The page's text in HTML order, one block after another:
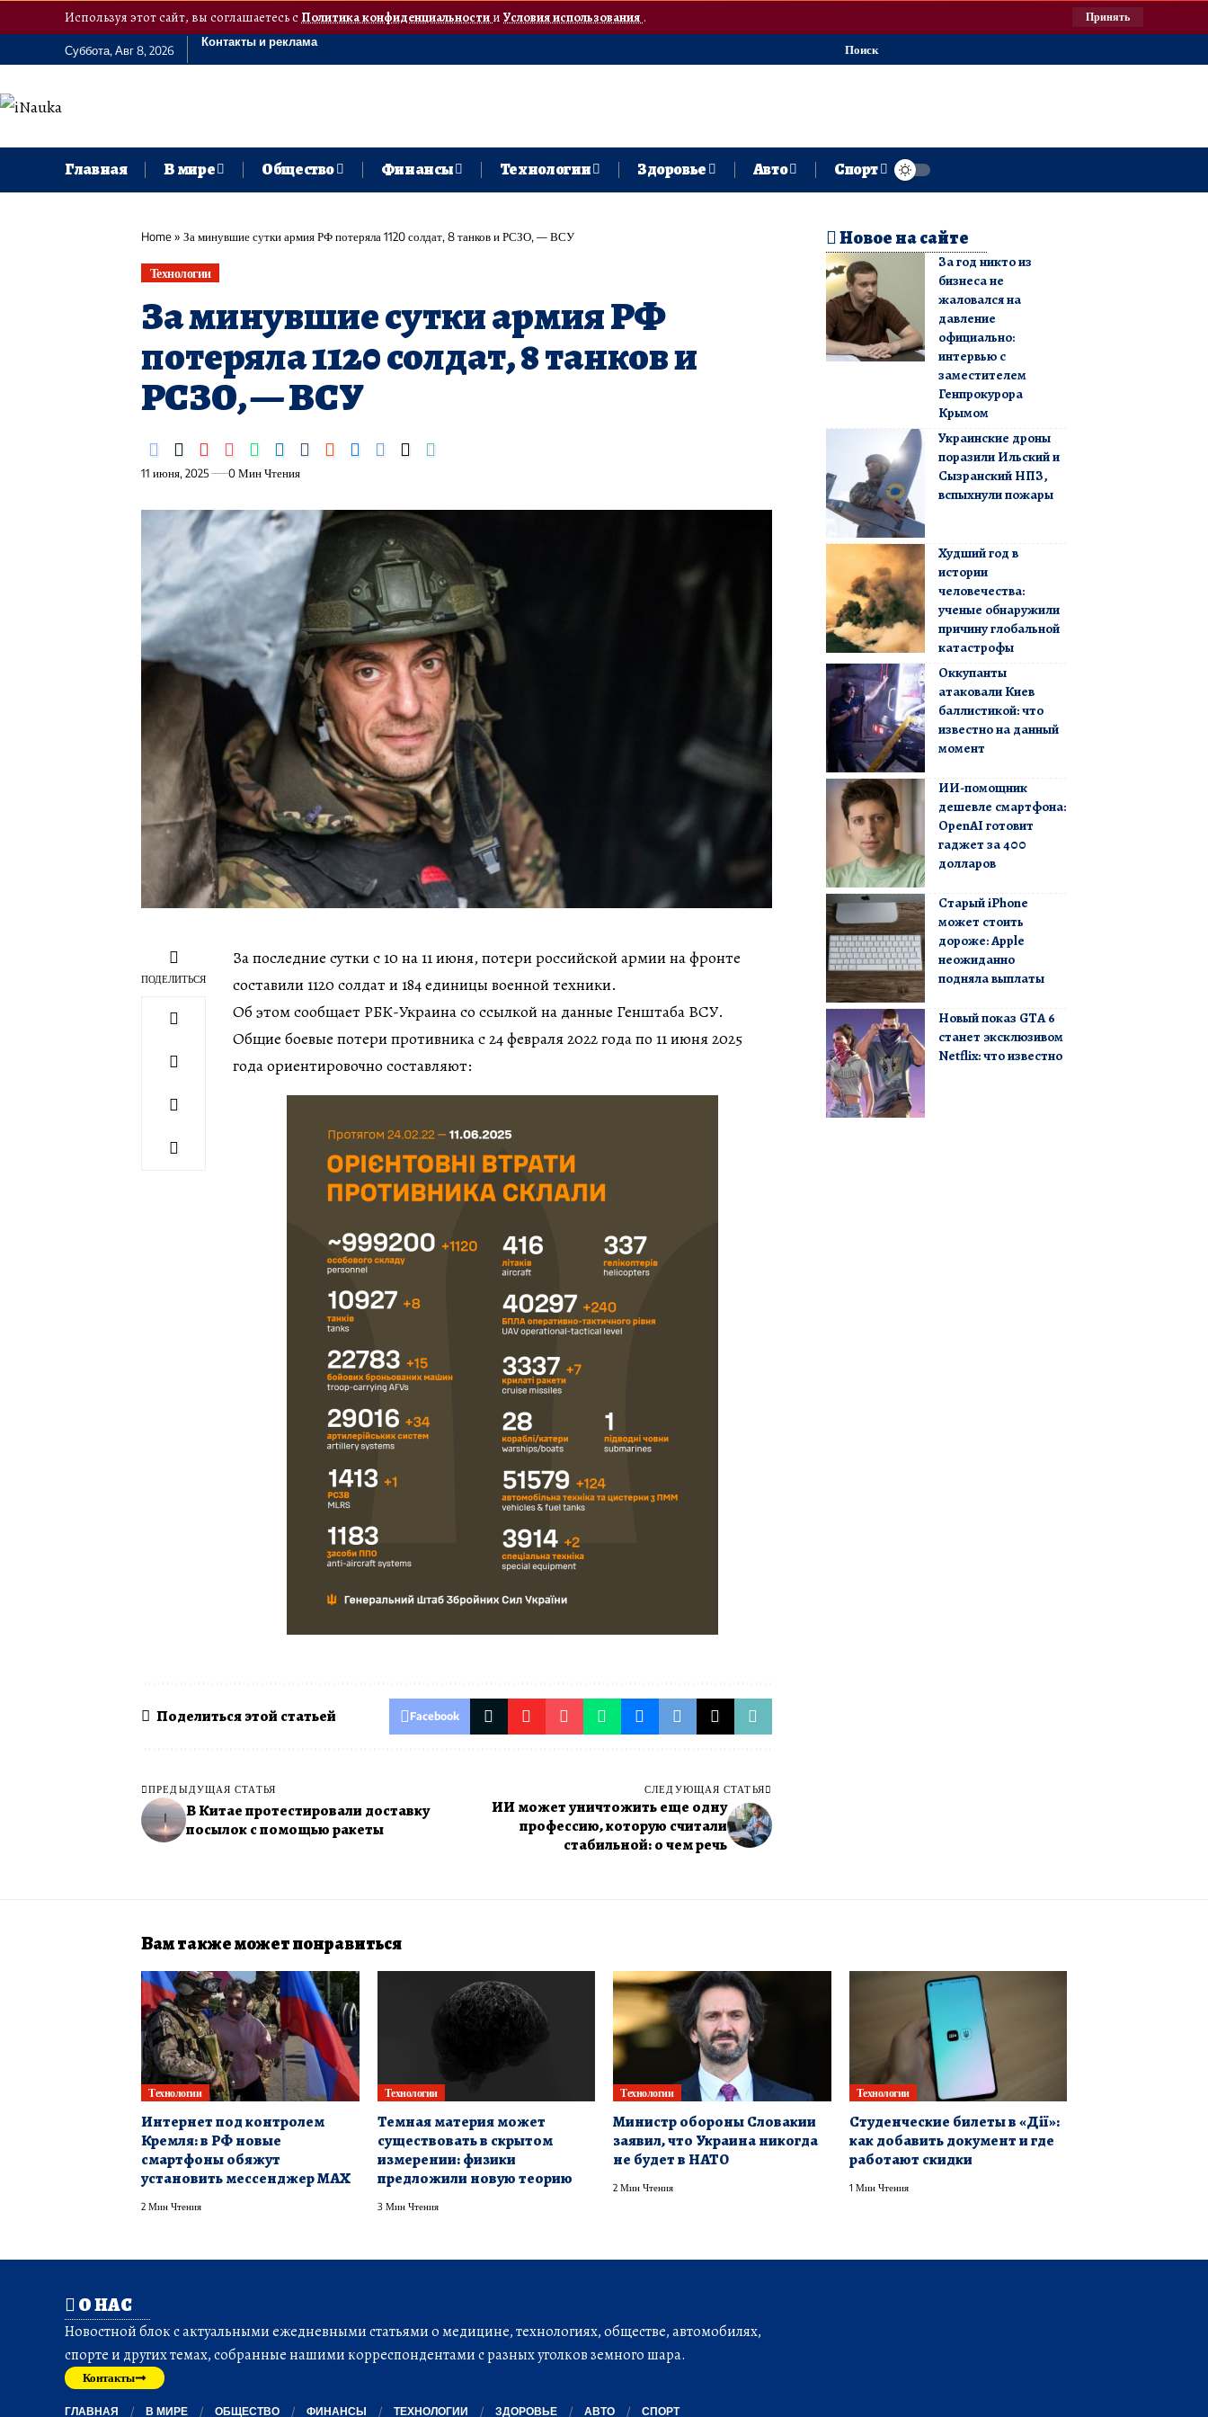
Используя этот сайт, вы соглашаетесь сПолитика конфиденциальностии Условия использования. Принять
Суббота, Авг 8, 2026
Контакты и реклама
Поиск
Главная В мире Общество Финансы Технологии Здоровье Авто Спорт
Home» За минувшие сутки армия РФ потеряла 1120 солдат, 8 танков и РСЗО, — ВСУ
Технологии
За минувшие сутки армия РФ
потеряла 1120 солдат, 8 танков и
РСЗО, — ВСУ
11 июня, 2025 0 Мин Чтения
ПОДЕЛИТЬСЯ
За последние сутки с 10 на 11 июня, потери российской армии на фронте
составили 1120 солдат и 184 единицы военной техники.
Об этом сообщает РБК-Украина со ссылкой на данные Генштаба ВСУ.
Общие боевые потери противника с 24 февраля 2022 года по 11 июня 2025
года ориентировочно составляют:
Поделиться этой статьей Facebook
ПРЕДЫДУЩАЯ СТАТЬЯ
В Китае протестировали доставку
посылок с помощью ракеты
СЛЕДУЮЩАЯ СТАТЬЯ
ИИ может уничтожить еще одну
профессию, которую считали
стабильной: о чем речь
Новое на сайте
За год никто из
бизнеса не
жаловался на
давление
официально:
интервью с
заместителем
Генпрокурора
Крымом
Украинские дроны
поразили Ильский и
Сызранский НПЗ,
вспыхнули пожары
Худший год в
истории
человечества:
ученые обнаружили
причину глобальной
катастрофы
Оккупанты
атаковали Киев
баллистикой: что
известно на данный
момент
ИИ-помощник
дешевле смартфона:
OpenAI готовит
гаджет за 400
долларов
Старый iPhone
может стоить
дороже: Apple
неожиданно
подняла выплаты
Новый показ GTA 6
станет эксклюзивом
Netflix: что известно
Вам также может понравиться
Технологии
Интернет под контролем
Кремля: в РФ новые
смартфоны обяжут
установить мессенджер MAX
2 Мин Чтения
Технологии
Темная материя может
существовать в скрытом
измерении: физики
предложили новую теорию
3 Мин Чтения
Технологии
Министр обороны Словакии
заявил, что Украина никогда
не будет в НАТО
2 Мин Чтения
Технологии
Студенческие билеты в «Дії»:
как добавить документ и где
работают скидки
1 Мин Чтения
О НАС
Новостной блок с актуальными ежедневными статьями о медицине, технологиях, обществе, автомобилях,
спорте и других темах, собранные нашими корреспондентами с разных уголков земного шара.
Контакты
ГЛАВНАЯ В МИРЕ ОБЩЕСТВО ФИНАНСЫ ТЕХНОЛОГИИ ЗДОРОВЬЕ АВТО СПОРТ